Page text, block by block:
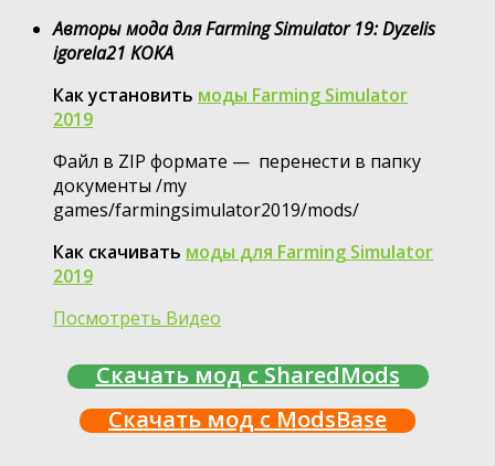
Авторы мода для Farming Simulator 19: Dyzelis
igorela21 KOKA
Как установить моды Farming Simulator
2019
Файл в ZIP формате — перенести в папку
документы /my
games/farmingsimulator2019/mods/
Как скачивать моды для Farming Simulator
2019
Посмотреть Видео
Скачать мод с SharedMods
Скачать мод с ModsBase